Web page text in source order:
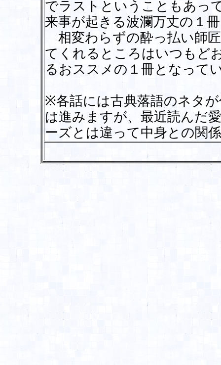
でラストということもあっ
来事が起きる波瀾万丈の１
相変わらずの酔っ払い師
てくれるところはいつもど
るおススメの１冊となって
※各話には古典落語のネタ
は進みますが、最近読んだ
ーズとは違って中身との関